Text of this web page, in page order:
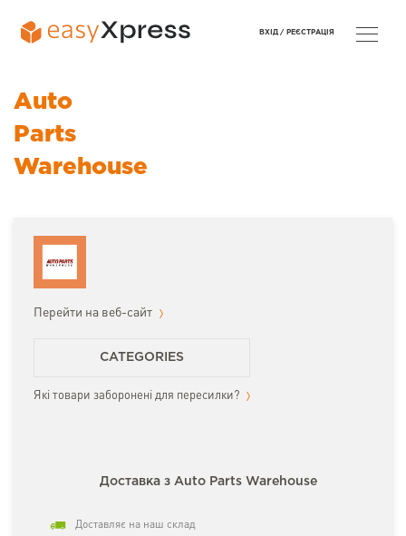
Auto
Parts
Warehouse
Перейти на веб-сайт
CATEGORIES
Які товари заборонені для пересилки?
Доставка з Auto Parts Warehouse
Доставляє на наш склад
ВХІД / РЕЄСТРАЦІЯ